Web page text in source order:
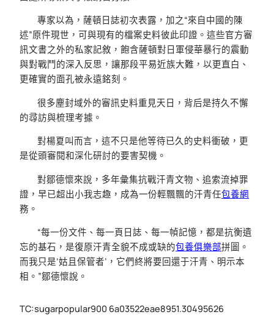
專家以為，薩頓日誌初次表露，加之“來自中國的陳
述”原件現世，可與現有的檔案史料彼此印證。這些官方審
訊文書之外的私家記敘，飽含薩頓對日軍侵華暴行的震動
與對戰鬥的深入反思，讓那段平易近族大難，以更直白、
更確實的面孔被永遠銘刻。
很多塵封域外的審訊史料重見天日，背后是持久不懈
的尋訪與梳理考據。
對楊夏叫而言，這不只是他等待已久的史料衝破，更
是從頭審閱和深化研討的要害契機。
對鄒德懷來說，多年彙集抗戰汗青文物、追索流掉罪
證，早已超出小我志趣，成為一份輕飄飄的汗青任包養網
務。
“每一份文件、每一頁日誌、每一幀記憶，都是抗衡遺
忘的基石，是復原汗青全貌不成或缺的包養俱樂部拼圖。
而我只是‘姑且保管者’，它們終將要回還于汗青、明示本
相。”鄒德懷說。
TC:sugarpopular900 6a03522eae8951.30495626